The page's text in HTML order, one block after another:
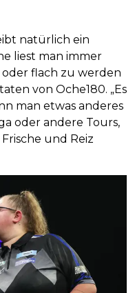
natürlich ein
liest man immer
oder flach zu werden
von Oche180. „Es
man etwas anderes
oder andere Tours,
und Reiz